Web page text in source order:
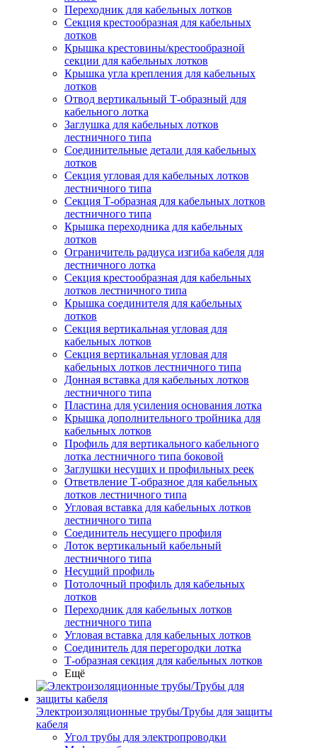
Переходник для кабельных лотков
Секция крестообразная для кабельных
лотков
Крышка крестовины/крестообразной
секции для кабельных лотков
Крышка угла крепления для кабельных
лотков
Отвод вертикальный Т-образный для
кабельного лотка
Заглушка для кабельных лотков
лестничного типа
Соединительные детали для кабельных
лотков
Секция угловая для кабельных лотков
лестничного типа
Секция Т-образная для кабельных лотков
лестничного типа
Крышка переходника для кабельных
лотков
Ограничитель радиуса изгиба кабеля для
лестничного лотка
Секция крестообразная для кабельных
лотков лестничного типа
Крышка соединителя для кабельных
лотков
Секция вертикальная угловая для
кабельных лотков
Секция вертикальная угловая для
кабельных лотков лестничного типа
Донная вставка для кабельных лотков
лестничного типа
Пластина для усиления основания лотка
Крышка дополнительного тройника для
кабельных лотков
Профиль для вертикального кабельного
лотка лестничного типа боковой
Заглушки несущих и профильных реек
Ответвление Т-образное для кабельных
лотков лестничного типа
Угловая вставка для кабельных лотков
лестничного типа
Соединитель несущего профиля
Лоток вертикальный кабельный
лестничного типа
Несущий профиль
Потолочный профиль для кабельных
лотков
Переходник для кабельных лотков
лестничного типа
Угловая вставка для кабельных лотков
Соединитель для перегородки лотка
Т-образная секция для кабельных лотков
Ещё
Электроизоляционные трубы/Трубы для защиты
кабеля
Угол трубы для электропроводки